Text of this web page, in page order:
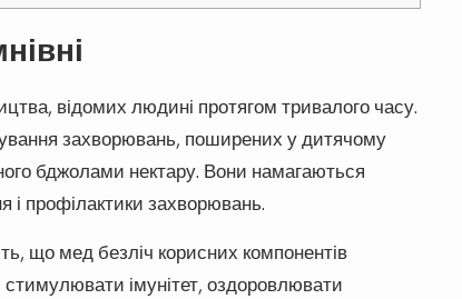
відомих людині протягом тривалого часу.
захворювань, поширених у дитячому
бджолами нектару. Вони намагаються
і профілактики захворювань.
що мед безліч корисних компонентів
імунітет, оздоровлювати